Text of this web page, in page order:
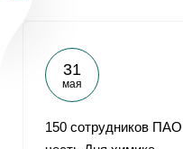
31
мая
150 сотрудников